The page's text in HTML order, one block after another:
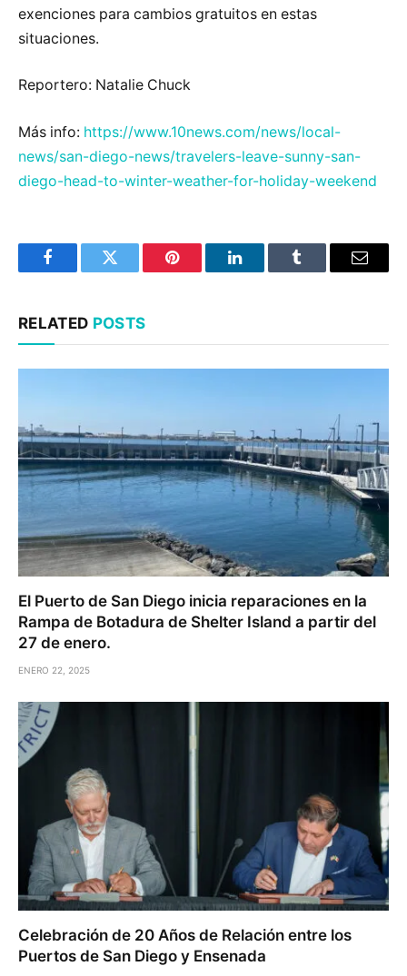
exenciones para cambios gratuitos en estas
situaciones.
Reportero: Natalie Chuck
Más info: https://www.10news.com/news/local-
news/san-diego-news/travelers-leave-sunny-san-
diego-head-to-winter-weather-for-holiday-weekend
FacebookTwitter Pinterest LinkedInTumblr Email
RELATED POSTS
El Puerto de San Diego inicia reparaciones en la
Rampa de Botadura de Shelter Island a partir del
27 de enero.
ENERO 22, 2025
Celebración de 20 Años de Relación entre los
Puertos de San Diego y Ensenada